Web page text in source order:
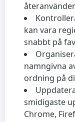
kan vara
snabbt på
namngivna
ordning på
smidigaste
Chrome,